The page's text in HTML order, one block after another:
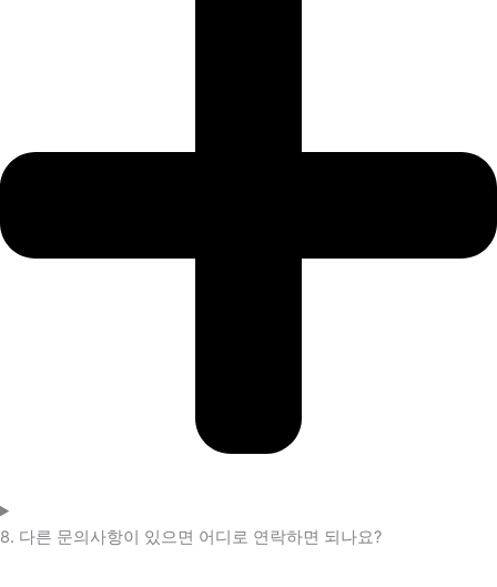
8. 다른 문의사항이 있으면 어디로 연락하면 되나요?